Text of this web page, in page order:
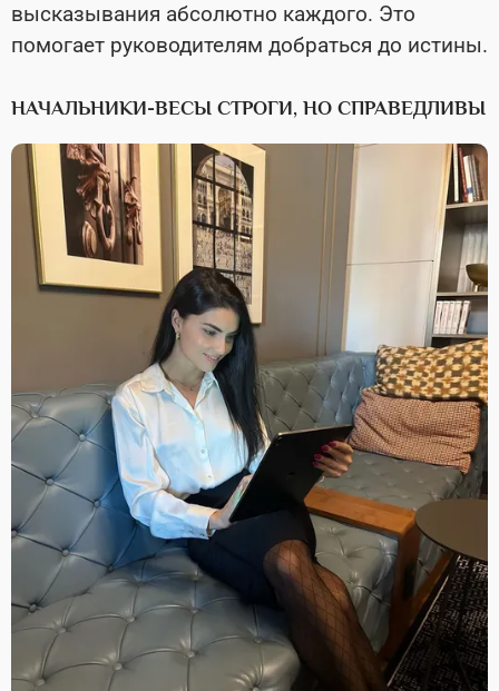
высказывания абсолютно каждого. Это
помогает руководителям добраться до истины.
НАЧАЛЬНИКИ-ВЕСЫ СТРОГИ, НО СПРАВЕДЛИВЫ